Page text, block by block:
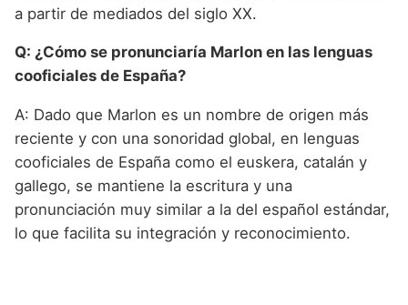
a partir de mediados del siglo XX.
Q: ¿Cómo se pronunciaría Marlon en las lenguas
cooficiales de España?
A: Dado que Marlon es un nombre de origen más
reciente y con una sonoridad global, en lenguas
cooficiales de España como el euskera, catalán y
gallego, se mantiene la escritura y una
pronunciación muy similar a la del español estándar,
lo que facilita su integración y reconocimiento.